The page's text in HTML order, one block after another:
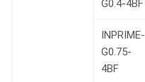
G0.4-4BF
INPRIME-
G0.75-
4BF